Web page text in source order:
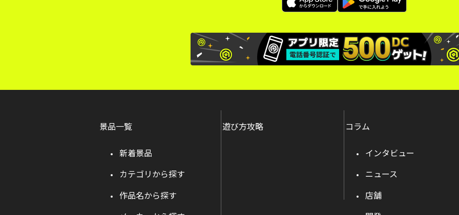
景品一覧
新着景品
カテゴリから探す
作品名から探す
遊び方攻略 コラム
インタビュー
ニュース
店舗